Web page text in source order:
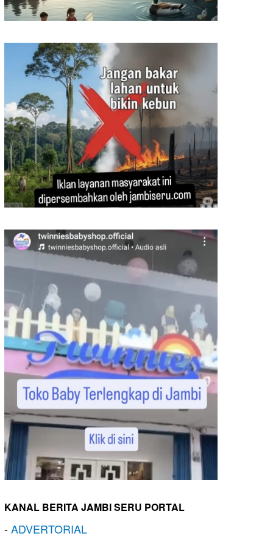
KANAL BERITA JAMBI SERU PORTAL
-ADVERTORIAL